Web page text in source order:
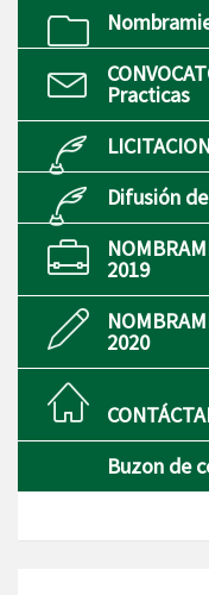
Practicas
Difusión
2019
2020
Buzon de